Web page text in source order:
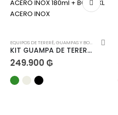
EQUIPOS DE TERERÉ,GUAMPAS Y BOMBILLAS
KIT GUAMPA DE TERERE ACERO INOX 180ml + BOMB XL ACERO INOX
249.900 ₲